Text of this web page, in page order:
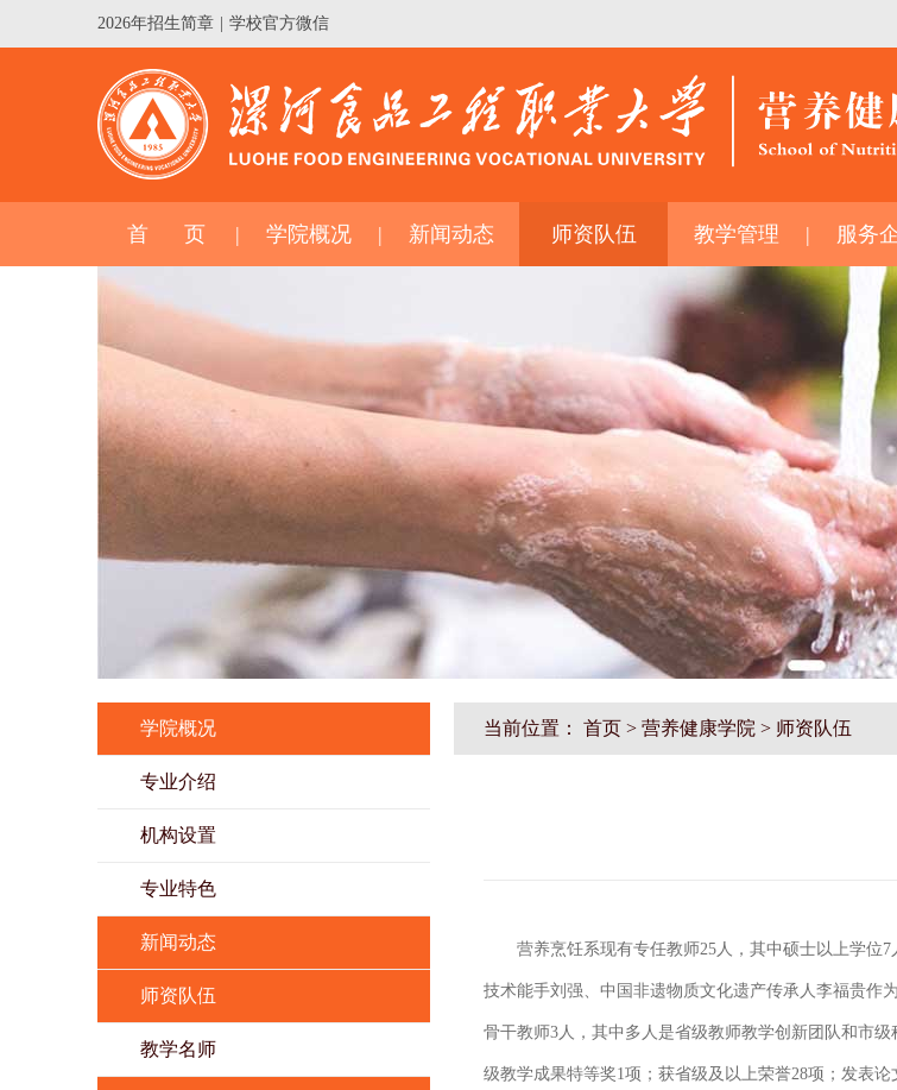
2026年招生简章 学校官方微信
首 页 学院概况 新闻动态 师资队伍 教学管理 服务
学院概况
专业介绍
机构设置
专业特色
新闻动态
师资队伍
教学名师
当前位置： 首页 > 营养健康学院 > 师资队伍
营养烹饪系现有专任教师25人，其中硕士以上学位
技术能手刘强、中国非遗物质文化遗产传承人李福贵作
骨干教师3人，其中多人是省级教师教学创新团队和市
级教学成果特等奖1项；获省级及以上荣誉28项；发表